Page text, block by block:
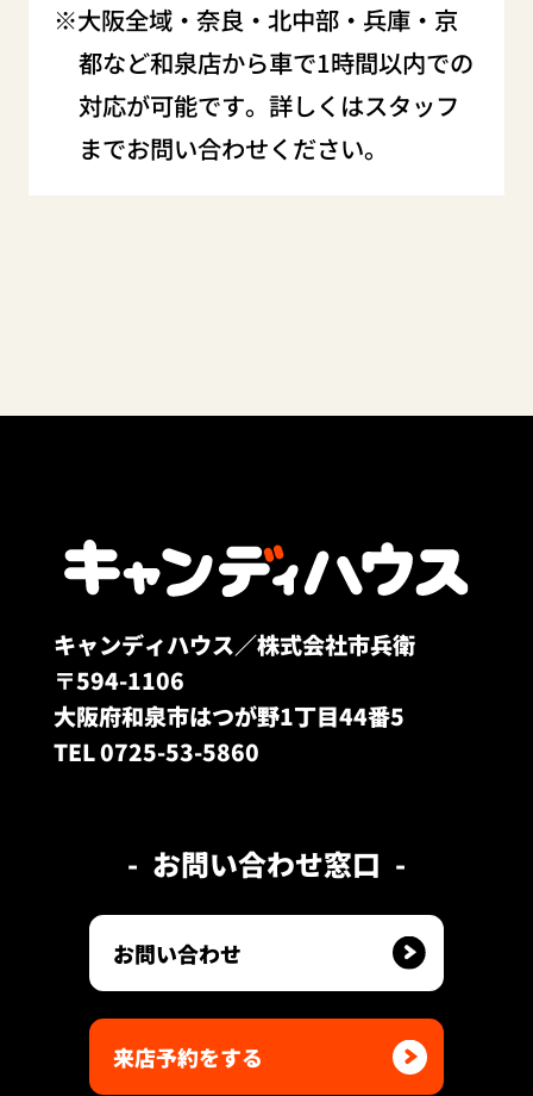
大阪全域・奈良・北中部・兵庫・京
都など和泉店から車で1時間以内での
対応が可能です。詳しくはスタッフ
までお問い合わせください。
キャンディハウス／株式会社市兵衛
〒594-1106
大阪府和泉市はつが野1丁目44番5
TEL 0725-53-5860
お問い合わせ窓口
お問い合わせ
来店予約をする